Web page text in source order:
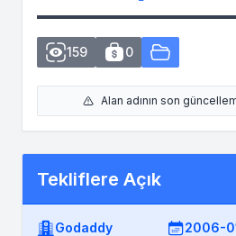
159 0
Alan adının son
Tekliflere Açık
Godaddy 2006-